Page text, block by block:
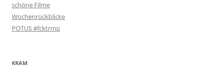
schöne Filme
Wochenrückblicke
POTUS #fcktrmp
KRAM